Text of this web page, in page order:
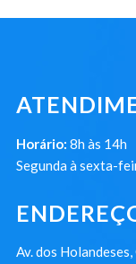
Horário: 8h às 14h
Segunda à sexta-
Av. dos